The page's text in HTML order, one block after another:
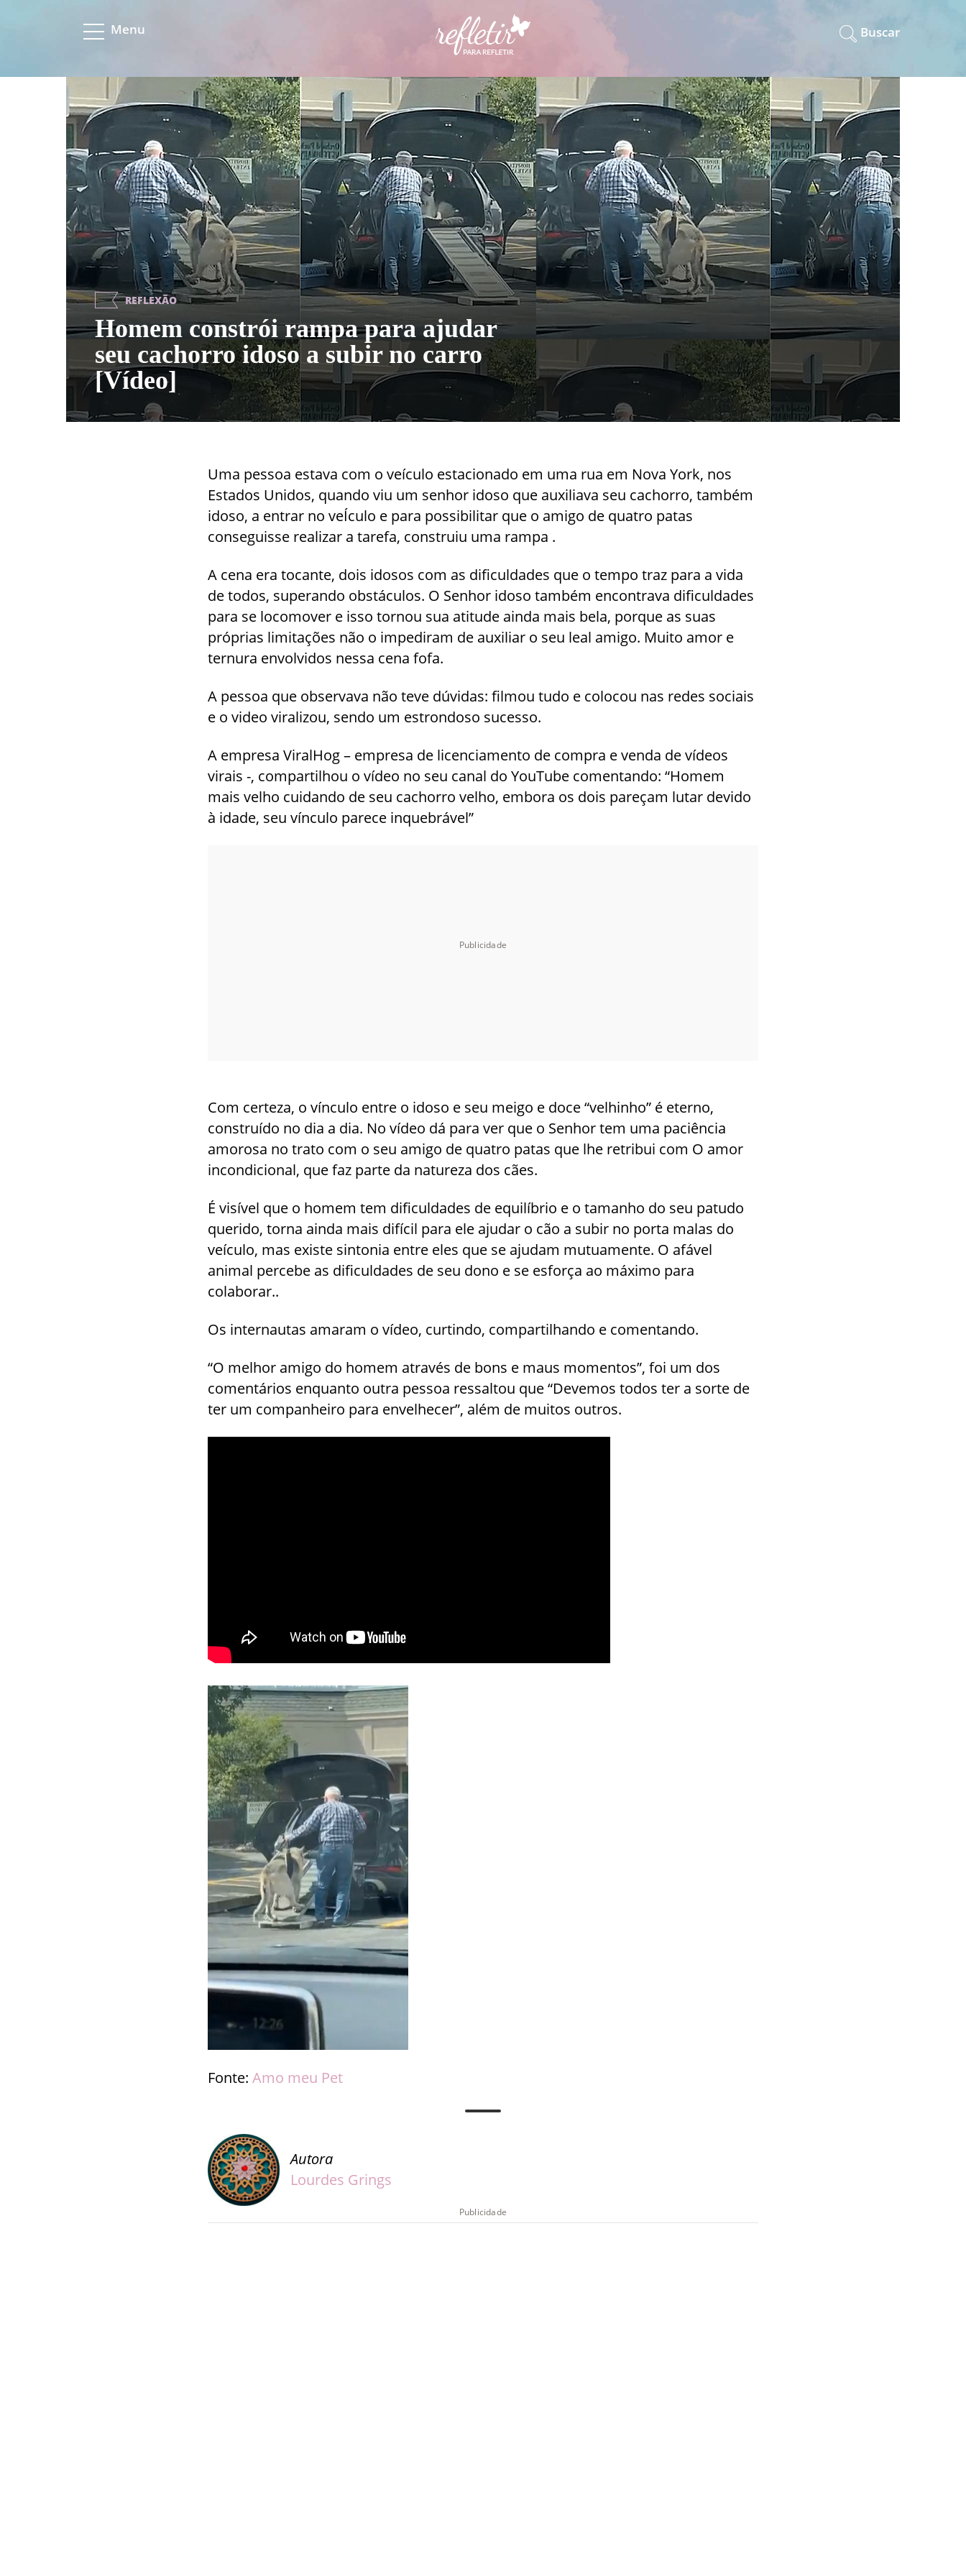
Menu Buscar
REFLEXÃO
Homem constrói rampa para ajudar
seu cachorro idoso a subir no carro
[Vídeo]
Uma pessoa estava com o veículo estacionado em uma rua em Nova York, nos
Estados Unidos, quando viu um senhor idoso que auxiliava seu cachorro, também
idoso, a entrar no veÍculo e para possibilitar que o amigo de quatro patas
conseguisse realizar a tarefa, construiu uma rampa .
A cena era tocante, dois idosos com as dificuldades que o tempo traz para a vida
de todos, superando obstáculos. O Senhor idoso também encontrava dificuldades
para se locomover e isso tornou sua atitude ainda mais bela, porque as suas
próprias limitações não o impediram de auxiliar o seu leal amigo. Muito amor e
ternura envolvidos nessa cena fofa.
A pessoa que observava não teve dúvidas: filmou tudo e colocou nas redes sociais
e o video viralizou, sendo um estrondoso sucesso.
A empresa ViralHog – empresa de licenciamento de compra e venda de vídeos
virais -, compartilhou o vídeo no seu canal do YouTube comentando: “Homem
mais velho cuidando de seu cachorro velho, embora os dois pareçam lutar devido
à idade, seu vínculo parece inquebrável”
Com certeza, o vínculo entre o idoso e seu meigo e doce “velhinho” é eterno,
construído no dia a dia. No vídeo dá para ver que o Senhor tem uma paciência
amorosa no trato com o seu amigo de quatro patas que lhe retribui com O amor
incondicional, que faz parte da natureza dos cães.
É visível que o homem tem dificuldades de equilíbrio e o tamanho do seu patudo
querido, torna ainda mais difícil para ele ajudar o cão a subir no porta malas do
veículo, mas existe sintonia entre eles que se ajudam mutuamente. O afável
animal percebe as dificuldades de seu dono e se esforça ao máximo para
colaborar..
Os internautas amaram o vídeo, curtindo, compartilhando e comentando.
“O melhor amigo do homem através de bons e maus momentos”, foi um dos
comentários enquanto outra pessoa ressaltou que “Devemos todos ter a sorte de
ter um companheiro para envelhecer”, além de muitos outros.
Fonte:Amo meu Pet
Autora
Lourdes Grings